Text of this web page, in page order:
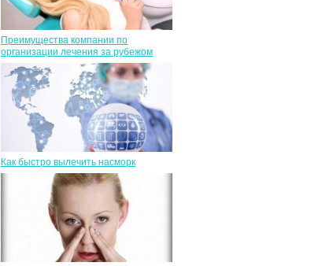
Преимущества компании по
организации лечения за рубежом
Как быстро вылечить насморк